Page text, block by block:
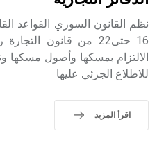
حيث تقتصر القيمة الصوتية
نظم القانون السوري القواعد
الالتزام بمسكها وأصول مسكها
للاطلاع الجزئي عليها
اقرأ المزيد